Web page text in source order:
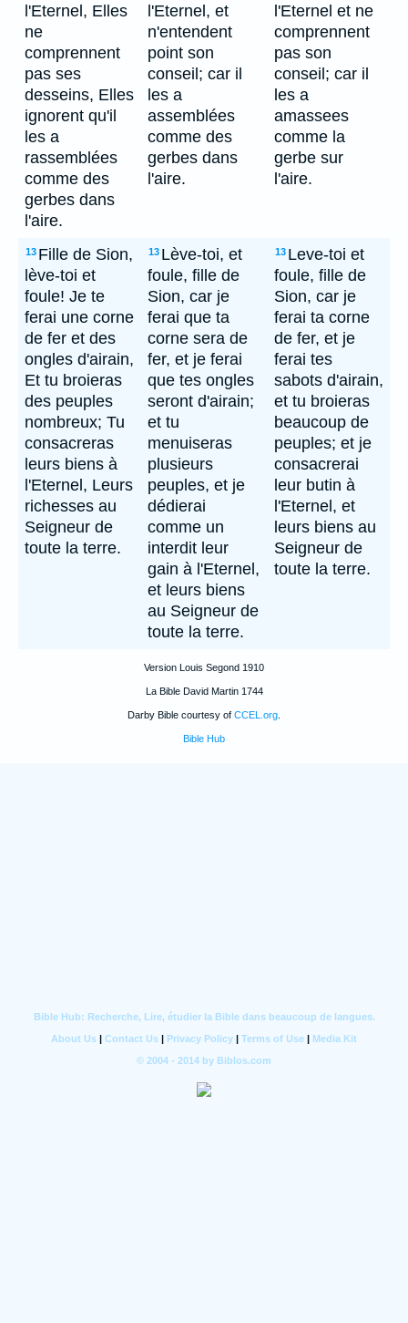
l'Eternel, Elles
ne
comprennent
pas ses
desseins, Elles
ignorent qu'il
les a
rassemblées
comme des
gerbes dans
l'aire.
l'Eternel, et
n'entendent
point son
conseil; car il
les a
assemblées
comme des
gerbes dans
l'aire.
l'Eternel et ne
comprennent
pas son
conseil; car il
les a
amassees
comme la
gerbe sur
l'aire.
13 Fille de Sion,
lève-toi et
foule! Je te
ferai une corne
de fer et des
ongles d'airain,
Et tu broieras
des peuples
nombreux; Tu
consacreras
leurs biens à
l'Eternel, Leurs
richesses au
Seigneur de
toute la terre.
13 Lève-toi, et
foule, fille de
Sion, car je
ferai que ta
corne sera de
fer, et je ferai
que tes ongles
seront d'airain;
et tu
menuiseras
plusieurs
peuples, et je
dédierai
comme un
interdit leur
gain à l'Eternel,
et leurs biens
au Seigneur de
toute la terre.
13 Leve-toi et
foule, fille de
Sion, car je
ferai ta corne
de fer, et je
ferai tes
sabots d'airain,
et tu broieras
beaucoup de
peuples; et je
consacrerai
leur butin à
l'Eternel, et
leurs biens au
Seigneur de
toute la terre.
Version Louis Segond 1910
La Bible David Martin 1744
Darby Bible courtesy of CCEL.org
Bible Hub